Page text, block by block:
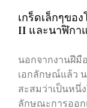
เกร็ดเล็กๆขอ
II และนาฬิกา
นอกจากงานฝีมื
เอกลักษณ์แล้ว
สะสมว่าเป็นหนึ่
ลักษณะการออ